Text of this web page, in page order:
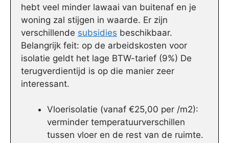
hebt veel minder lawaai van buitenaf en je
woning zal stijgen in waarde. Er zijn
verschillende subsidies beschikbaar.
Belangrijk feit: op de arbeidskosten voor
isolatie geldt het lage BTW-tarief (9%) De
terugverdientijd is op die manier zeer
interessant.
Vloerisolatie (vanaf €25,00 per /m2):
verminder temperatuurverschillen
tussen vloer en de rest van de ruimte.